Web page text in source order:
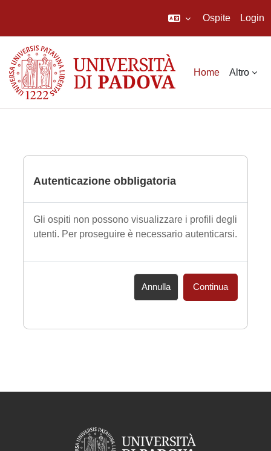
Ospite Login
Home Altro
Autenticazione obbligatoria
Gli ospiti non possono visualizzare i profili degli
utenti. Per proseguire è necessario autenticarsi.
Annulla Continua